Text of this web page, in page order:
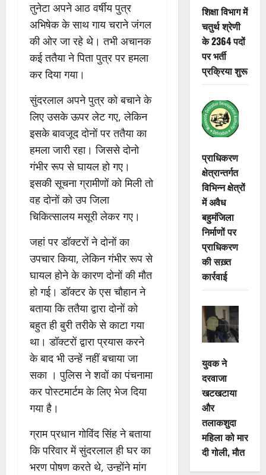
तुनेटा अपने आठ वर्षीय पुत्र
अभिषेक के साथ गाय चराने जंगल
की ओर जा रहे थे। तभी अचानक
कई ततैया ने पिता पुत्र पर हमला
कर दिया गया।
सुंदरलाल अपने पुत्र को बचाने के
लिए उसके ऊपर लेट गए, लेकिन
इसके बावजूद दोनों पर ततैया का
हमला जारी रहा। जिससे दोनो
गंभीर रूप से घायल हो गए।
इसकी सूचना ग्रामीणों को मिली तो
वह दोनों को उप जिला
चिकित्सालय मसूरी लेकर गए।
जहां पर डॉक्टरों ने दोनों का
उपचार किया, लेकिन गंभीर रूप से
घायल होने के कारण दोनों की मौत
हो गई। डॉक्टर के एस चौहान ने
बताया कि ततैया द्वारा दोनों को
बहुत ही बुरी तरीके से काटा गया
था। डॉक्टरों द्वारा प्रयास करने
के बाद भी उन्हें नहीं बचाया जा
सका । पुलिस ने शवों का पंचनामा
कर पोस्टमार्टम के लिए भेज दिया
गया है।
ग्राम प्रधान गोविंद सिंह ने बताया
कि परिवार में सुंदरलाल ही घर का
भरण पोषण करते थे, उन्होंने मांग
शिक्षा विभाग में
चतुर्थ श्रेणी
के 2364 पदों
पर भर्ती
प्रक्रिया शुरू
प्राधिकरण
क्षेत्रान्तर्गत
विभिन्न क्षेत्रों
में अवैध
बहुमंजिला
निर्माणों पर
प्राधिकरण
की सख़्त
कार्रवाई
युवक ने
दरवाजा
खटखटाया
और
तलाकशुदा
महिला को मार
दी गोली, माैत